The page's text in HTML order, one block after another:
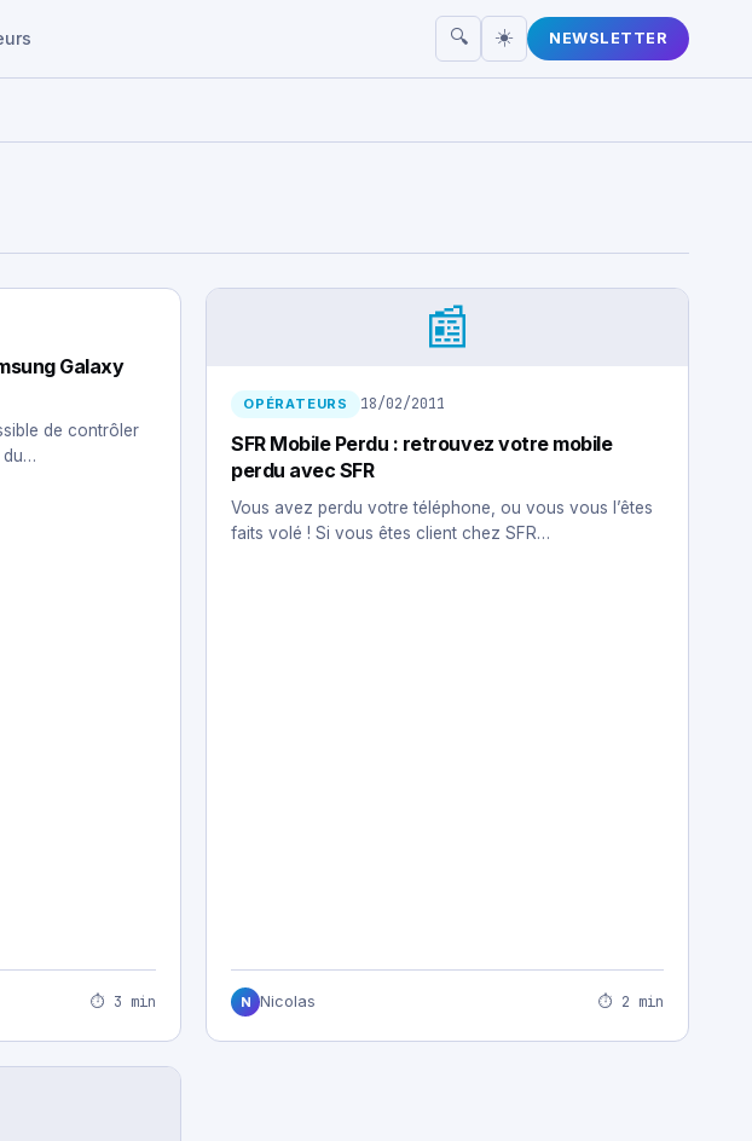
🔍 ☀️ NEWSLETTER
Galaxy
de contrôler
du…
⏱ 3 min
📰
OPÉRATEURS 18/02/2011
SFR Mobile Perdu : retrouvez votre mobile
perdu avec SFR
Vous avez perdu votre téléphone, ou vous vous l’êtes
faits volé ! Si vous êtes client chez SFR…
N Nicolas ⏱ 2 min